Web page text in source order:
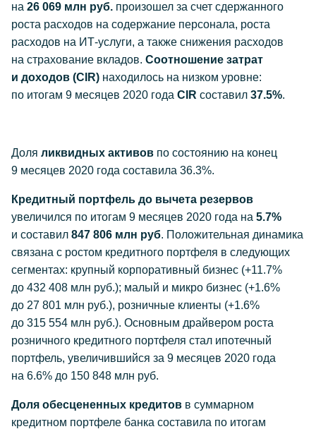
на 26 069 млн руб. произошел за счет сдержанного
роста расходов на содержание персонала, роста
расходов на ИТ-услуги, а также снижения расходов
на страхование вкладов. Соотношение затрат
и доходов (CIR) находилось на низком уровне:
по итогам 9 месяцев 2020 года CIR составил 37.5%.
Доля ликвидных активов по состоянию на конец
9 месяцев 2020 года составила 36.3%.
Кредитный портфель до вычета резервов
увеличился по итогам 9 месяцев 2020 года на 5.7%
и составил 847 806 млн руб. Положительная динамика
связана с ростом кредитного портфеля в следующих
сегментах: крупный корпоративный бизнес (+11.7%
до 432 408 млн руб.); малый и микро бизнес (+1.6%
до 27 801 млн руб.), розничные клиенты (+1.6%
до 315 554 млн руб.). Основным драйвером роста
розничного кредитного портфеля стал ипотечный
портфель, увеличившийся за 9 месяцев 2020 года
на 6.6% до 150 848 млн руб.
Доля обесцененных кредитов в суммарном
кредитном портфеле банка составила по итогам